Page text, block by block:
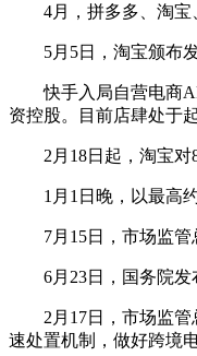
4月，拼多多、淘宝、
5月5日，淘宝颁布发
快手入局自营电商
资控股。目前店肆处于
2月18日起，淘宝对
1月1日晚，以最高约
7月15日，市场监管总
6月23日，国务院发布
2月17日，市场监管总
速处置机制，做好跨境